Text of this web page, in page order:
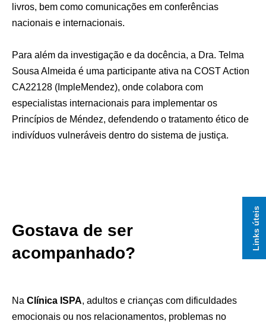
Links úteis
livros, bem como comunicações em conferências
nacionais e internacionais.
Para além da investigação e da docência, a Dra. Telma
Sousa Almeida é uma participante ativa na COST Action
CA22128 (ImpleMendez), onde colabora com
especialistas internacionais para implementar os
Princípios de Méndez, defendendo o tratamento ético de
indivíduos vulneráveis dentro do sistema de justiça.
Gostava de ser
acompanhado?
Na Clínica ISPA, adultos e crianças com dificuldades
emocionais ou nos relacionamentos, problemas no